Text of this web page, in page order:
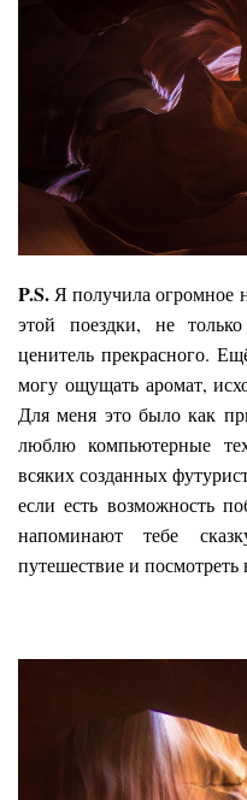
P.S.Я получила огромное
этой поездки, не
ценитель прекрасного.
могу ощущать аромат,
Для меня это было как
люблю компьютерные
всяких созданных
если есть возможность
напоминают тебе
путешествие и посмотреть